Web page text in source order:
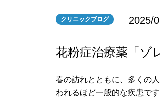
クリニックブログ 2025/
花粉症治療薬「ゾ
春の訪れとともに、多くの
われるほど一般的な疾患で